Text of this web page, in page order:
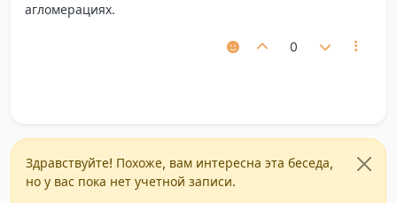
агломерациях.
0
Здравствуйте! Похоже, вам интересна эта беседа,
но у вас пока нет учетной записи.